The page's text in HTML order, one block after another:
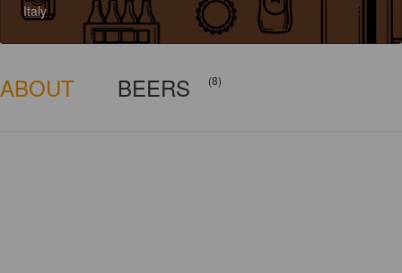
Italy
ABOUT BEERS (8)